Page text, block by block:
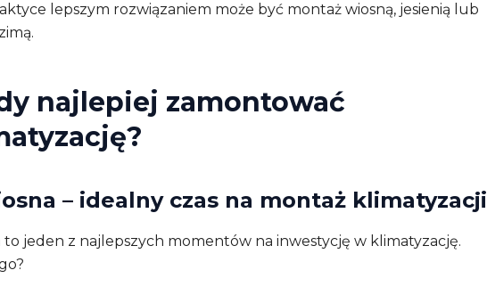
lepszym rozwiązaniem może być montaż wiosną, jesienią lub
najlepiej zamontować
– idealny czas na montaż klimatyzacji
to jeden z najlepszych momentów na inwestycję w klimatyzację.